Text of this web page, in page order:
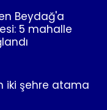
Beydağ'a
5 mahalle
iki şehre atama